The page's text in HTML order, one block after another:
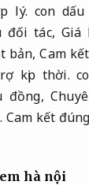
lý. con
đối tác, Giá
bản,Cam
kịp thời.
đồng,
Cam kết
hà nội